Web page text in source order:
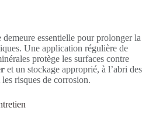
essentielle pour prolonger la
Une application régulière de
protège les surfaces contre
et un stockage approprié, à l’abri des
risques de corrosion.